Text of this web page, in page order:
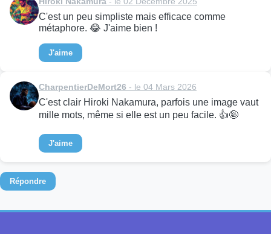
C'est un peu simpliste mais efficace comme
métaphore. 😂 J'aime bien !
J'aime
CharpentierDeMort26 - le 04 Mars 2026
C'est clair Hiroki Nakamura, parfois une image vaut
mille mots, même si elle est un peu facile. 👍🤪
J'aime
Répondre